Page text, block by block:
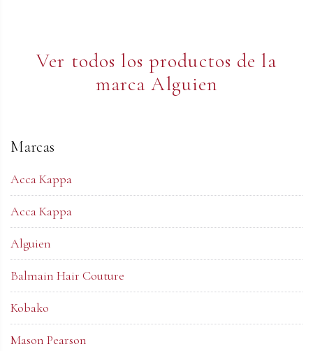
Ver todos los productos de la
marca Alguien
Marcas
Acca Kappa
Acca Kappa
Alguien
Balmain Hair Couture
Kobako
Mason Pearson